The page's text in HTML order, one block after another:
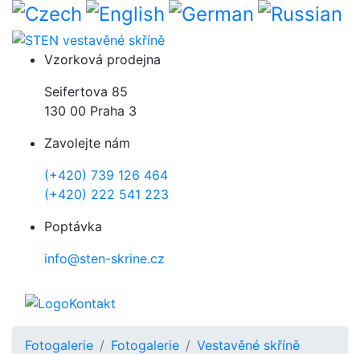
Přejít k hlavnímu obsahu
Vzorková prodejna
Seifertova 85
130 00 Praha 3
Zavolejte nám
(+420) 739 126 464
(+420) 222 541 223
Poptávka
info@sten-skrine.cz
Kontakt
Fotogalerie Fotogalerie
Vestavěné skříně